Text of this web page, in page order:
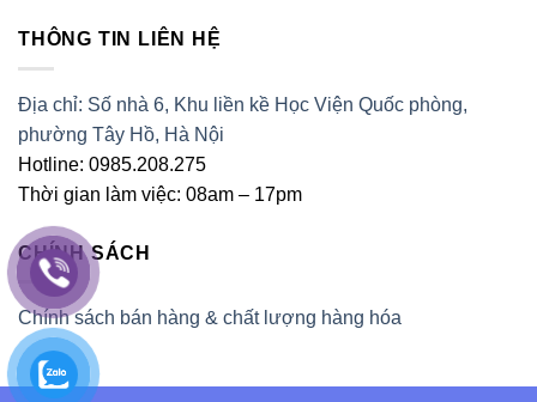
THÔNG TIN LIÊN HỆ
Địa chỉ: Số nhà 6, Khu liền kề Học Viện Quốc phòng,
phường Tây Hồ, Hà Nội
Hotline: 0985.208.275
Thời gian làm việc: 08am – 17pm
CHÍNH SÁCH
Chính sách bán hàng & chất lượng hàng hóa